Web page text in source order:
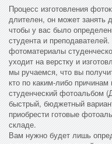
Процесс изготовления
длителен, он может занять
чтобы у вас было
студента и
фотоматериалы
уходит на верстку и
мы ручаемся, что вы
кто по каким-либо причинам
студенческий фотоальбом
быстрый, бюджетный
приобрести готовые
складе.
Вам нужно будет лишь